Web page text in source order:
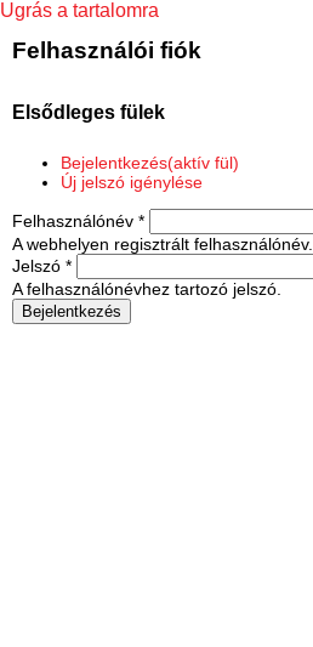
Ugrás a tartalomra
Felhasználói fiók
Elsődleges fülek
Bejelentkezés(aktív fül)
Új jelszó igénylése
Felhasználónév *
A webhelyen regisztrált felhasználónév.
Jelszó *
A felhasználónévhez tartozó jelszó.